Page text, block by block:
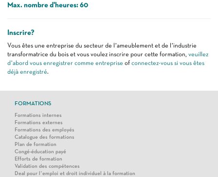
Max. nombre d'heures: 60
Inscrire?
Vous êtes une entreprise du secteur de l’ameublement et de l’industrie
transformatrice du bois et vous voulez inscrire pour cette formation, veuillez
d’abord vous enregistrer comme entreprise of connectez-vous si vous êtes
déjà enregistré.
FORMATIONS
Formations internes
Formations externes
Formations des employés
Catalogue des formations
Plan de formation
Congé-éducation payé
Efforts de formation
Validation des compétences
Deal pour l’emploi et droit individuel à la formation